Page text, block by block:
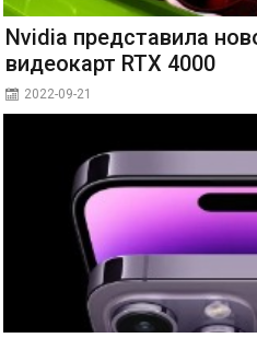
Nvidia представила
видеокарт RTX 4000
2022-09-21